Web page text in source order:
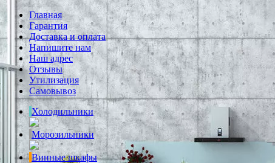
Главная
Гарантия
Доставка и оплата
Напишите нам
Наш адрес
Отзывы
Утилизация
Самовывоз
Холодильники
Морозильники
Винные шкафы